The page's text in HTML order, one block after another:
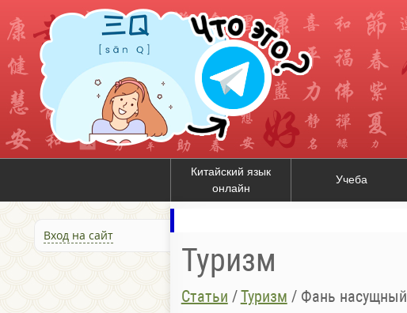
Китайский язык
онлайн
Учеба
Вход на сайт
Туризм
Статьи /Туризм / Фань насущный